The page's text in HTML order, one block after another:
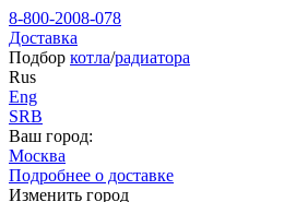
8-800-2008-078
Доставка
Подбор котла/радиатора
Rus
Eng
SRB
Ваш город:
Москва
Подробнее о доставке
Изменить город